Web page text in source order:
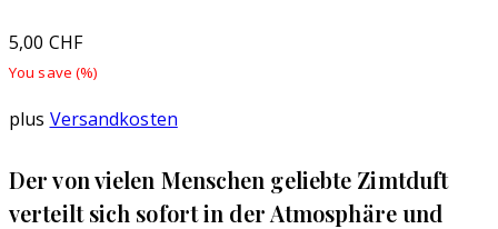
5,00 CHF
You save (%)
plus Versandkosten
Der von vielen Menschen geliebte Zimtduft
verteilt sich sofort in der Atmosphäre und